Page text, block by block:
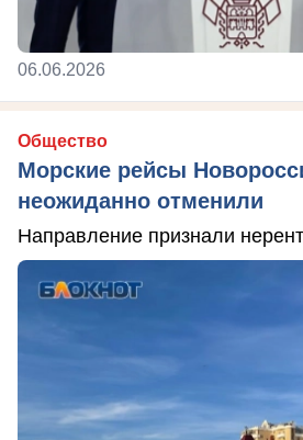
06.06.2026
Общество
Морские рейсы
неожиданно отменили
Направление признали